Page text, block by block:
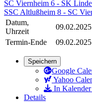
SC Viernheim 6 - SK
SSC Altlußheim 8 - SC
Datum,
Uhrzeit
Termin-Ende
Speichern
Google
Yahoo
In Kalender
Details